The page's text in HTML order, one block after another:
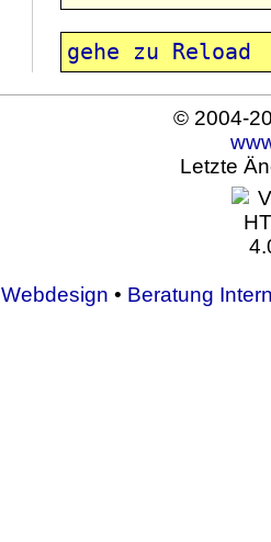
gehe zu Reload
© 2004-
Letzte
Webdesign • Beratung